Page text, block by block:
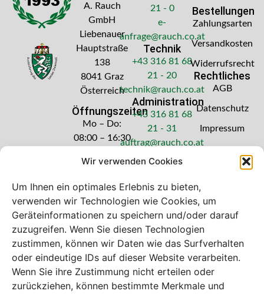
Wir verwenden Cookies
Um Ihnen ein optimales Erlebnis zu bieten,
verwenden wir Technologien wie Cookies, um
Geräteinformationen zu speichern und/oder darauf
zuzugreifen. Wenn Sie diesen Technologien
zustimmen, können wir Daten wie das Surfverhalten
oder eindeutige IDs auf dieser Website verarbeiten.
Wenn Sie ihre Zustimmung nicht erteilen oder
zurückziehen, können bestimmte Merkmale und
A. Rauch
GmbH
Liebenauer
Hauptstraße
138
8041 Graz
Österreich
Öffnungszeiten
Mo – Do:
08:00 – 16:30
Freitag: 08:00
21 - 0
e-
anfrage@rauch.co.at
Technik
+43 316 81 68
21 - 20
technik@rauch.co.at
Administration
+43 316 81 68
21 - 31
auftrag@rauch.co.at
Bestellungen
Zahlungsarten
Versandkosten
Widerrufsrecht
Rechtliches
AGB
Datenschutz
Impressum
Bei diesem Webshop handelt es sich um
einen B2B-Webshop
A. Rauch GmbH – Ihr Experte aus Österreich für Waagen,
Eich- & Kalibrierservice, Sprühnebel-Zerstäubungstechnik